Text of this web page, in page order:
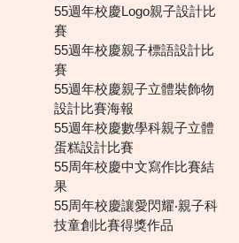
55週年校慶Logo親子設計比
賽
55週年校慶親子標語設計比
賽
55週年校慶親子立體裝飾物
設計比賽海報
55週年校慶數學科親子立體
蛋糕設計比賽
55周年校慶中文寫作比賽結
果
55周年校慶讓愛閃耀‧親子科
技童創比賽得獎作品